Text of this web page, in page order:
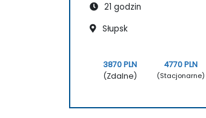
21 godzin
Słupsk
3870 PLN
(Zdalne)
4770 PLN
(Stacjonarne)